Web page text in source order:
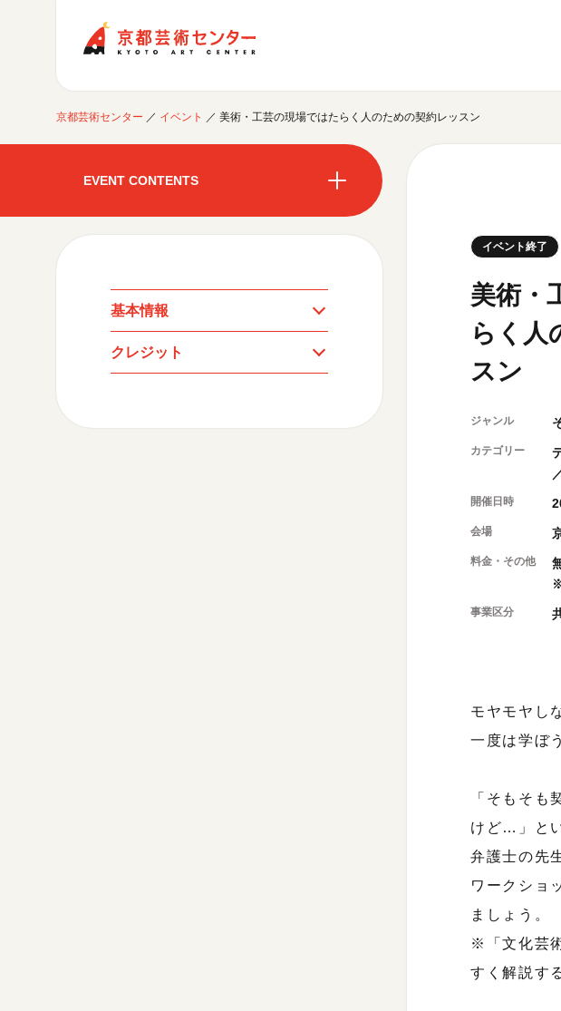
ご利用案内
取材／視察・見学／撮影
イベントに参加する
開催中のイベント
制作室を使う
公募情報
ボランティ
京都芸術センタ
概要・理念・運
連携事業のご案
京都芸術センター ／ イベント ／ 美術・工芸の現場ではたらく人のための契約レッスン
イベント終了
美術・
らく人
スン
ジャンル
カテゴリー
開催日時
会場
料金・その他
事業区分
EVENT CONTENTS
開催中のイベント
月間スケジュール
これまでのイベント
基本情報
クレジット
モヤモヤし
一度は学ぼ
「そもそも
けど…」と
弁護士の先
ワークショ
ましょう。
※「文化芸
すく解説す